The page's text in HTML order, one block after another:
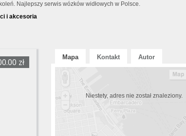
Najlepszy serwis wózków widłowych w Polsce.
i akcesoria
zł Mapa Kontakt Autor
Niestety, adres nie został znaleziony.